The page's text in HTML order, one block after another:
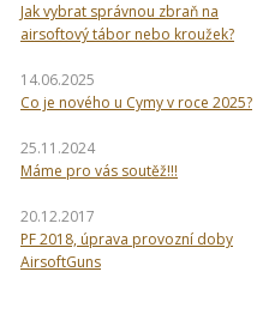
Jak vybrat správnou zbraň na
airsoftový tábor nebo kroužek?
14.06.2025
Co je nového u Cymy v roce 2025?
25.11.2024
Máme pro vás soutěž!!!
20.12.2017
PF 2018, úprava provozní doby
AirsoftGuns